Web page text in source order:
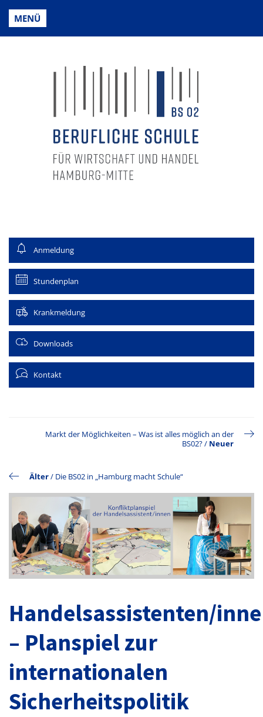
MENÜ
Anmeldung
Stundenplan
Krankmeldung
Downloads
Kontakt
Markt der Möglichkeiten – Was ist alles möglich an der
BS02?/ Neuer
Älter/ Die BS02 in „Hamburg macht Schule“
Handelsassistenten/
– Planspiel zur
internationalen
Sicherheitspolitik